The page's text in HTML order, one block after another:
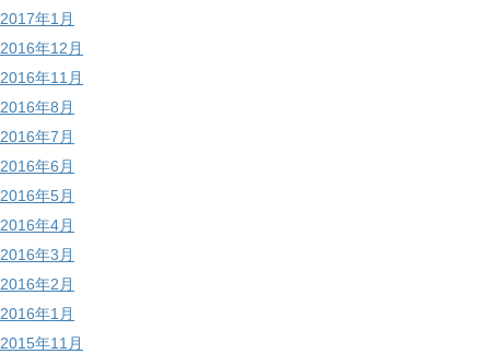
2017年1月
2016年12月
2016年11月
2016年8月
2016年7月
2016年6月
2016年5月
2016年4月
2016年3月
2016年2月
2016年1月
2015年11月